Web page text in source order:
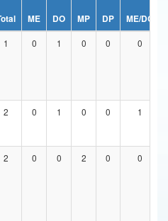
e Comunicações
Humanos
ME DO MP DP ME/DO
1 0 1 0 0 0
2 0 1 0 0 1
2 0 0 2 0 0